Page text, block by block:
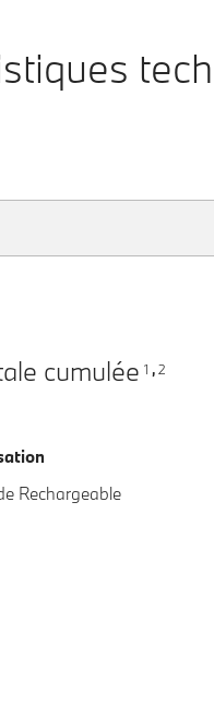
cumulée 1 , 2
Rechargeable